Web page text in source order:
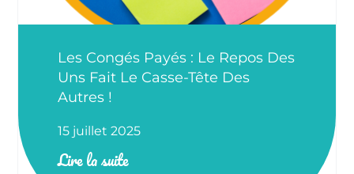
Les Congés Payés : Le Repos Des
Uns Fait Le Casse-Tête Des
Autres !
15 juillet 2025
Lire la suite